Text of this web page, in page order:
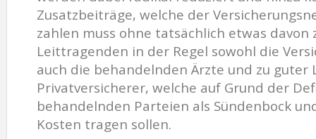
Zusatzbeiträge, welche der
zahlen muss ohne tatsächlich etwas davon
Leittragenden in der Regel sowohl die
auch die behandelnden Ärzte und zu guter
Privatversicherer, welche auf Grund der
behandelnden Parteien als Sündenbock
Kosten tragen sollen.